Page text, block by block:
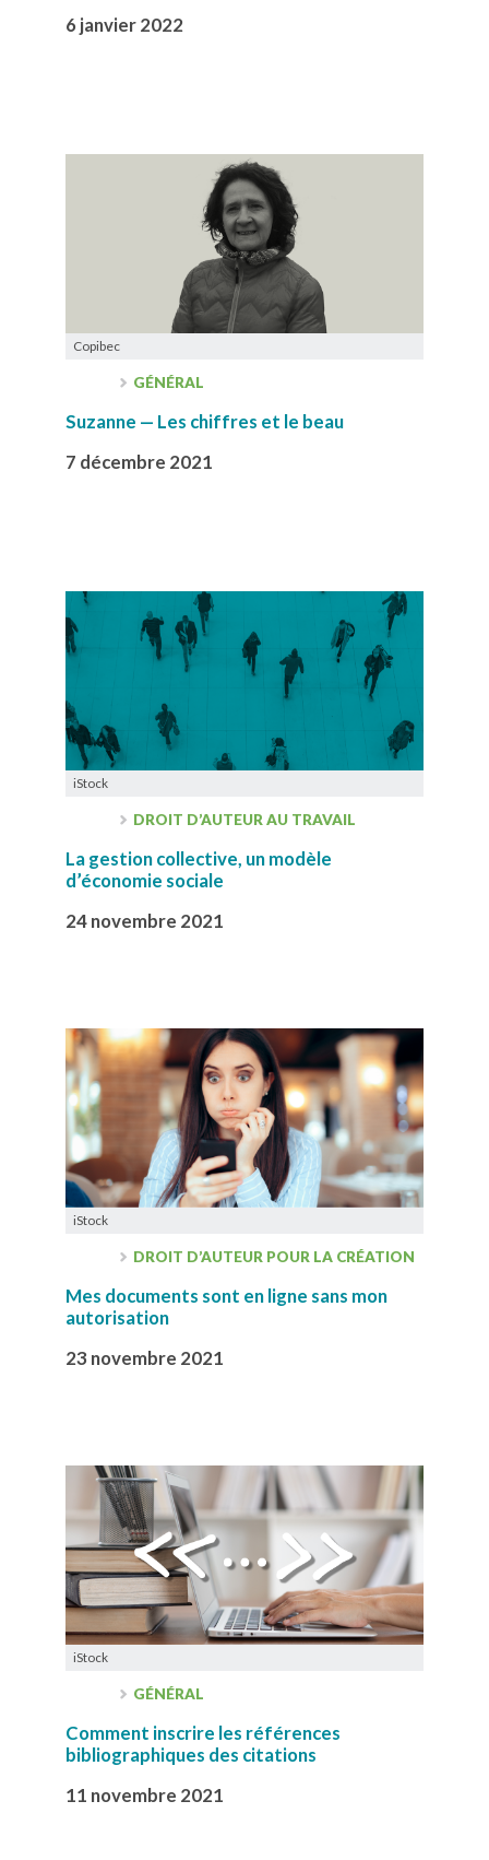
6 janvier 2022
Copibec
GÉNÉRAL
Suzanne — Les chiffres et le beau
7 décembre 2021
iStock
DROIT D’AUTEUR AU TRAVAIL
La gestion collective, un modèle
d’économie sociale
24 novembre 2021
iStock
DROIT D’AUTEUR POUR LA CRÉATION
Mes documents sont en ligne sans mon
autorisation
23 novembre 2021
iStock
GÉNÉRAL
Comment inscrire les références
bibliographiques des citations
11 novembre 2021